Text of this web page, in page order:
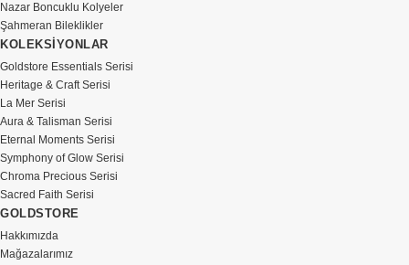
Nazar Boncuklu Kolyeler
Şahmeran Bileklikler
KOLEKSİYONLAR
Goldstore Essentials Serisi
Heritage & Craft Serisi
La Mer Serisi
Aura & Talisman Serisi
Eternal Moments Serisi
Symphony of Glow Serisi
Chroma Precious Serisi
Sacred Faith Serisi
GOLDSTORE
Hakkımızda
Mağazalarımız